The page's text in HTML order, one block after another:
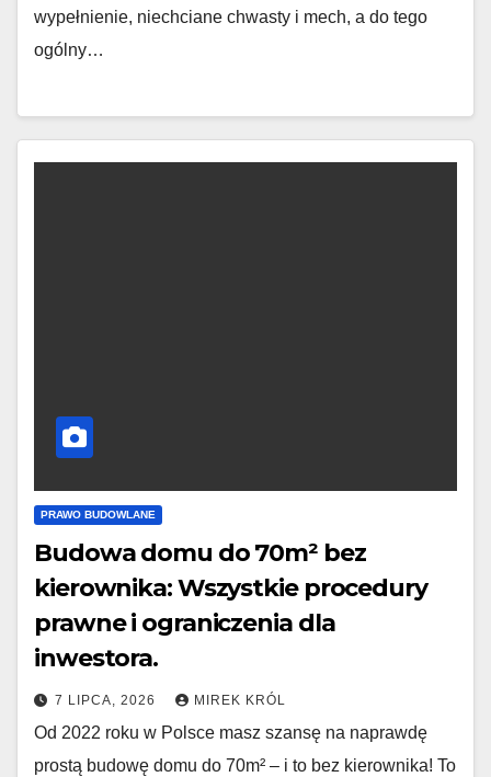
wypełnienie, niechciane chwasty i mech, a do tego
ogólny…
PRAWO BUDOWLANE
Budowa domu do 70m² bez
kierownika: Wszystkie procedury
prawne i ograniczenia dla
inwestora.
7 LIPCA, 2026 MIREK KRÓL
Od 2022 roku w Polsce masz szansę na naprawdę
prostą budowę domu do 70m² – i to bez kierownika! To